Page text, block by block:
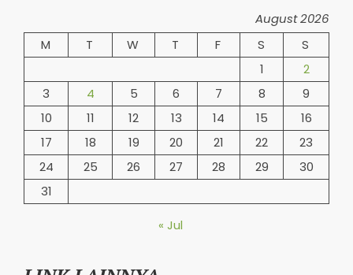
August 2026
M
T W T F S
S
1
2
3
4 5 6 7 8
9
10
11 12 13 14 15
16
17
18 19 20 21 22
23
24
25 26 27 28 29
30
31
« Jul